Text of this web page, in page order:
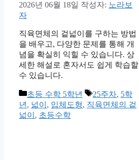
2026년 06월 18일 작성자: 노라보
자
직육면체의 겉넓이를 구하는 방법
을 배우고, 다양한 문제를 통해 개
념을 확실히 익힐 수 있습니다. 상
세한 해설로 혼자서도 쉽게 학습할
수 있습니다.
카
테
고
초등 수학 5학년
태
그
25주차, 5학
년, 넓이 , 입체도형, 직육면체의 겉
넓이 , 초등수학